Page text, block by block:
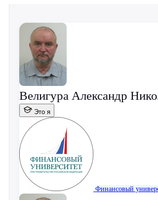
Велигура Александр
Это я
Финансовый